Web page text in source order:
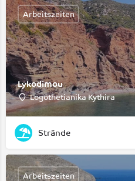
Lykodimou
Logothetianika Kythira
Arbeitszeiten
Strände
Arbeitszeiten